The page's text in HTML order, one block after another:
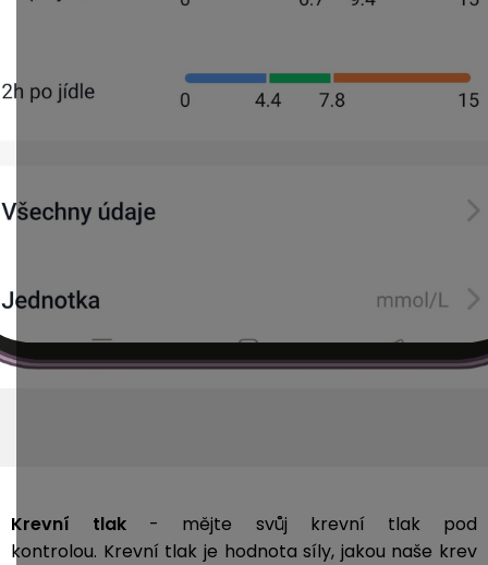
Krevní tlak - mějte svůj krevní tlak pod
kontrolou. Krevní tlak je hodnota síly, jakou naše krev